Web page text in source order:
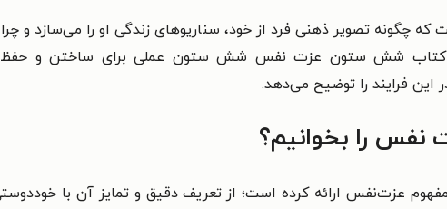
که چگونه تصویر ذهنی فرد از خود، سناریوهای زندگی او را می‌سازد و
است. کتاب شش ستون عزت نفس شش ستون عملی برای ساختن و
این فرایند را توضیح می‌دهد.
را بخوانیم؟
ارائه کرده است؛ از تعریف دقیق و تمایز آن با